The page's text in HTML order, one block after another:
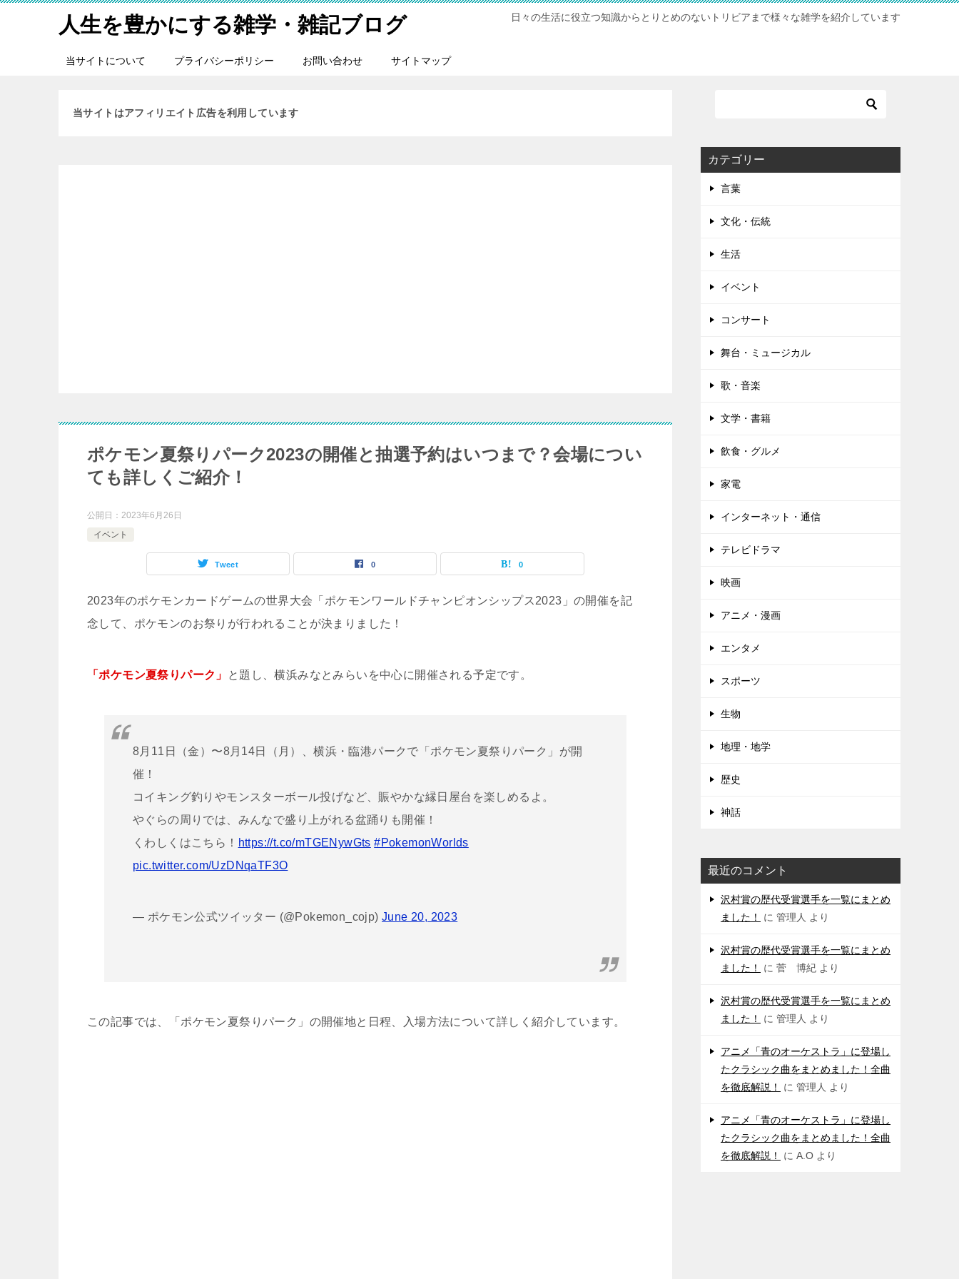
人生を豊かにする雑学・雑記ブログ 日々の生活に役立つ知識からとりとめのないトリビアまで様々な雑学を紹介しています
当サイトについて プライバシーポリシー お問い合わせ サイトマップ
当サイトはアフィリエイト広告を利用しています
ポケモン夏祭りパーク2023の開催と抽選予約はいつまで？会場につい
ても詳しくご紹介！
公開日： 2023年6月26日
イベント
Tweet 0 0
2023年のポケモンカードゲームの世界大会「ポケモンワールドチャンピオンシップス2023」の開催を記
念して、ポケモンのお祭りが行われることが決まりました！
「ポケモン夏祭りパーク」 と題し、横浜みなとみらいを中心に開催される予定です。
8月11日（金）〜8月14日（月）、横浜・臨港パークで「ポケモン夏祭りパーク」が開
催！
コイキング釣りやモンスターボール投げなど、賑やかな縁日屋台を楽しめるよ。
やぐらの周りでは、みんなで盛り上がれる盆踊りも開催！
くわしくはこちら！ https://t.co/mTGENywGts #PokemonWorlds
pic.twitter.com/UzDNqaTF3O
— ポケモン公式ツイッター (@Pokemon_cojp) June 20, 2023
この記事では、「ポケモン夏祭りパーク」の開催地と日程、入場方法について詳しく紹介しています。
カテゴリー
言葉
文化・伝統
生活
イベント
コンサート
舞台・ミュージカル
歌・音楽
文学・書籍
飲食・グルメ
家電
インターネット・通信
テレビドラマ
映画
アニメ・漫画
エンタメ
スポーツ
生物
地理・地学
歴史
神話
最近のコメント
沢村賞の歴代受賞選手を一覧にまとめ
ました！
に 管理人 より
沢村賞の歴代受賞選手を一覧にまとめ
ました！
に 菅 博紀 より
沢村賞の歴代受賞選手を一覧にまとめ
ました！
に 管理人 より
アニメ「青のオーケストラ」に登場し
たクラシック曲をまとめました！全曲
を徹底解説！
に 管理人 より
アニメ「青のオーケストラ」に登場し
たクラシック曲をまとめました！全曲
を徹底解説！
に A.O より